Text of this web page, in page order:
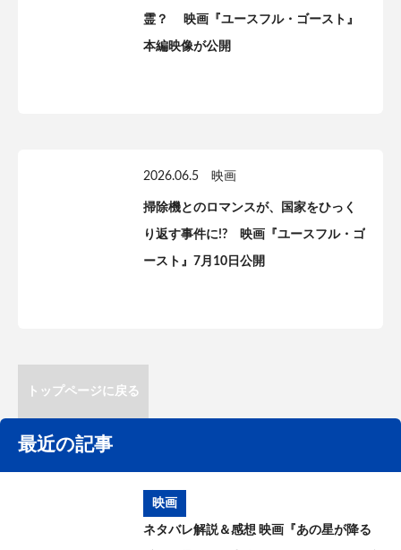
霊？ 映画『ユースフル・ゴースト』
本編映像が公開
2026.06.5 映画
掃除機とのロマンスが、国家をひっく
り返す事件に!? 映画『ユースフル・ゴ
ースト』7月10日公開
トップページに戻る
最近の記事
映画
ネタバレ解説＆感想 映画『あの星が降る